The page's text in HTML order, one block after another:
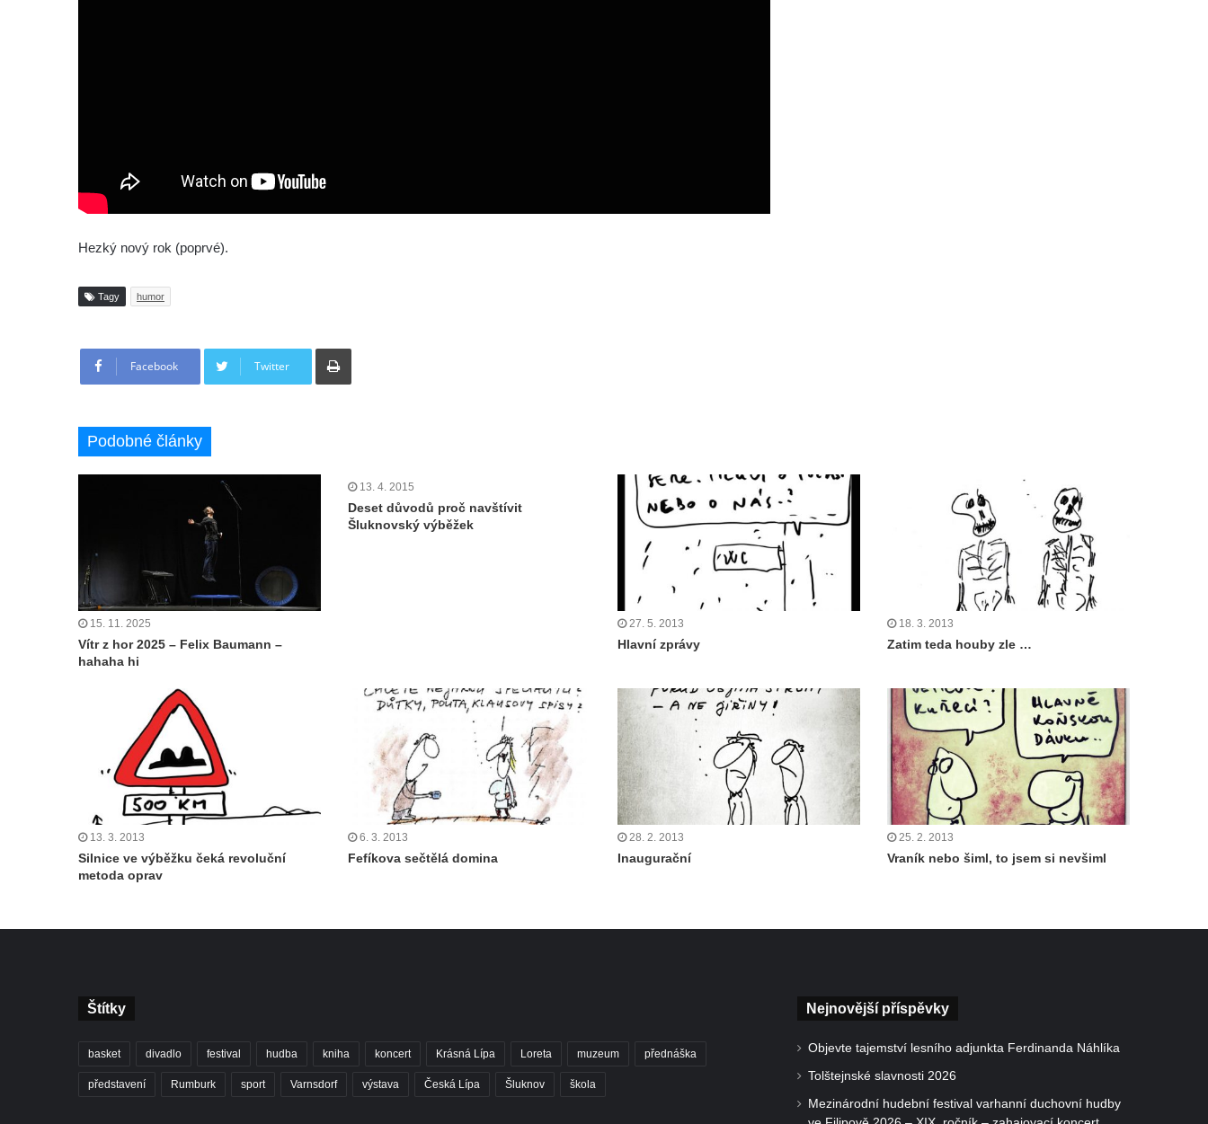
Hezký nový rok (poprvé).
Tagy humor
Facebook Twitter
Tisknout
Podobné články
15. 11. 2025
Vítr z hor 2025 – Felix Baumann –
hahaha hi
13. 4. 2015
Deset důvodů proč navštívit
Šluknovský výběžek
27. 5. 2013
Hlavní zprávy
18. 3. 2013
Zatim teda houby zle …
13. 3. 2013
Silnice ve výběžku čeká revoluční
metoda oprav
6. 3. 2013
Fefíkova sečtělá domina
28. 2. 2013
Inaugurační
25. 2. 2013
Vraník nebo šiml, to jsem si nevšiml
Štítky
basket divadlo festival hudba kniha koncert Krásná Lípa Loreta muzeum přednáška
představení Rumburk sport Varnsdorf výstava Česká Lípa Šluknov škola
Nejnovější příspěvky
Objevte tajemství lesního adjunkta Ferdinanda Náhlíka
Tolštejnské slavnosti 2026
Mezinárodní hudební festival varhanní duchovní hudby